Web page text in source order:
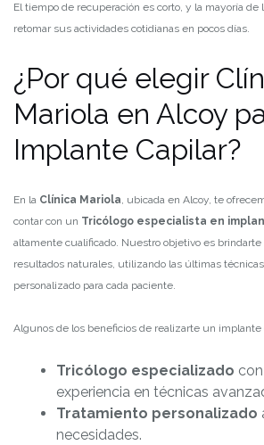
El tiempo de recuperación es corto, y la mayoría
retomar sus actividades cotidianas en pocos días.
¿Por qué elegir
Mariola en Alcoy
Implante Capilar?
En la Clínica Mariola, ubicada en Alcoy, te
contar con un Tricólogo especialista en
altamente cualificado. Nuestro objetivo es
resultados naturales, utilizando las últimas
personalizado para cada paciente.
Algunos de los beneficios de realizarte un implante
Tricólogo especializado
experiencia en técnicas
Tratamiento personalizado
necesidades.